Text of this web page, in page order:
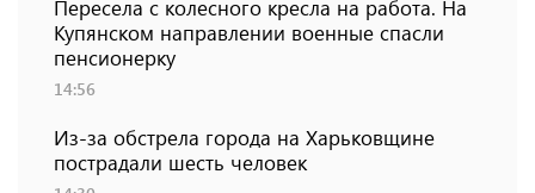
Пересела с колесного кресла на работа. На
Купянском направлении военные спасли
пенсионерку
14:56
Из-за обстрела города на Харьковщине
пострадали шесть человек